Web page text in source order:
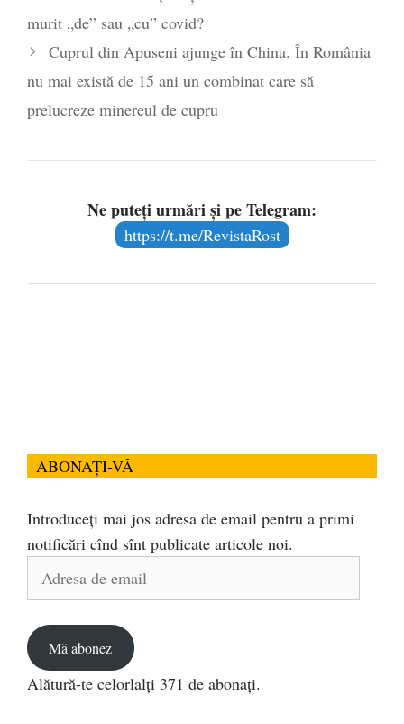
murit „de” sau „cu” covid?
Cuprul din Apuseni ajunge în China. În România
nu mai există de 15 ani un combinat care să
prelucreze minereul de cupru
Ne puteți urmări și pe Telegram:
https://t.me/RevistaRost
ABONAȚI-VĂ
Introduceți mai jos adresa de email pentru a primi
notificări cînd sînt publicate articole noi.
Adresa
Mă abonez
Alătură-te celorlalți 371 de abonați.